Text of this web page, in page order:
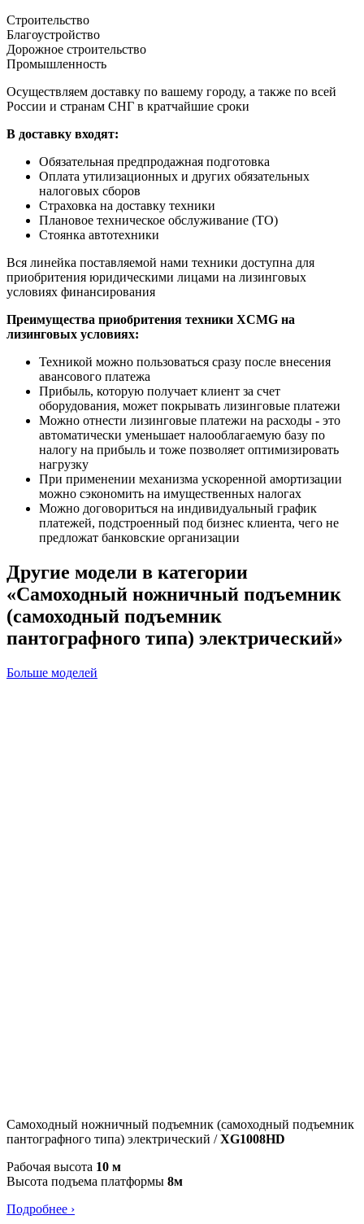
Строительство
Благоустройство
Дорожное строительство
Промышленность
Осуществляем доставку по вашему городу, а также по всей
России и странам СНГ в кратчайшие сроки
В доставку входят:
Обязательная предпродажная подготовка
Оплата утилизационных и других обязательных
налоговых сборов
Страховка на доставку техники
Плановое техническое обслуживание (ТО)
Стоянка автотехники
Вся линейка поставляемой нами техники доступна для
приобритения юридическими лицами на лизинговых
условиях финансирования
Преимущества приобритения техники XCMG на
лизинговых условиях:
Техникой можно пользоваться сразу после внесения
авансового платежа
Прибыль, которую получает клиент за счет
оборудования, может покрывать лизинговые платежи
Можно отнести лизинговые платежи на расходы - это
автоматически уменьшает налооблагаемую базу по
налогу на прибыль и тоже позволяет оптимизировать
нагрузку
При применении механизма ускоренной амортизации
можно сэкономить на имущественных налогах
Можно договориться на индивидуальный график
платежей, подстроенный под бизнес клиента, чего не
предложат банковские организации
Другие модели в категории
«Самоходный ножничный подъемник
(самоходный подъемник
пантографного типа) электрический»
Больше моделей
Самоходный ножничный подъемник (самоходный подъемник
пантографного типа) электрический /XG1008HD
Рабочая высота 10 м
Высота подъема платформы 8м
Подробнее ›